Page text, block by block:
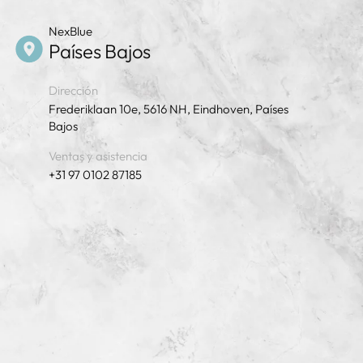
NexBlue
Países Bajos
Dirección
Frederiklaan 10e, 5616 NH, Eindhoven, Países
Bajos
Ventas y asistencia
+31 97 0102 87185